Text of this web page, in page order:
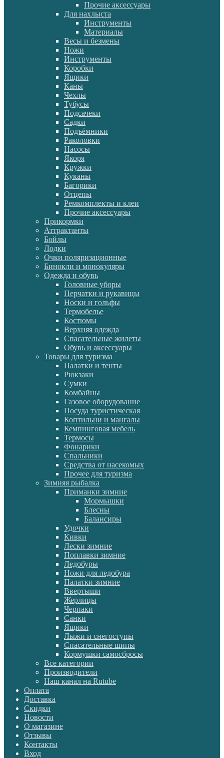
Прочие аксессуары
Для нахлыста
Инструменты
Материалы
Весы и безмены
Ножи
Инструменты
Коробки
Ящики
Каны
Чехлы
Тубусы
Подсачеки
Садки
Подъёмники
Раколовки
Насосы
Якоря
Кружки
Куканы
Багорики
Отцепы
Ремкомплекты и клеи
Прочие аксессуары
Прикормки
Аттрактанты
Бойлы
Лодки
Очки поляризационные
Бинокли и монокуляры
Одежда и обувь
Головные уборы
Перчатки и рукавицы
Носки и гольфы
Термобелье
Костюмы
Верхняя одежда
Спасательные жилеты
Обувь и аксессуары
Товары для туризма
Палатки и тенты
Рюкзаки
Сумки
Комбайны
Газовое оборудование
Посуда туристическая
Коптильни и мангалы
Кемпинговая мебель
Термосы
Фонарики
Спальники
Средства от насекомых
Прочее для туризма
Зимняя рыбалка
Приманки зимние
Мормышки
Блесны
Балансиры
Удочки
Кивки
Лески зимние
Поплавки зимние
Ледобуры
Ножи для ледобура
Палатки зимние
Ввертыши
Жерлицы
Черпаки
Санки
Ящики
Лыжи и снегоступы
Спасательные шипы
Кормушки самосбросы
Все категории
Производители
Наш канал на Rutube
Оплата
Доставка
Скидки
Новости
О магазине
Отзывы
Контакты
Вход